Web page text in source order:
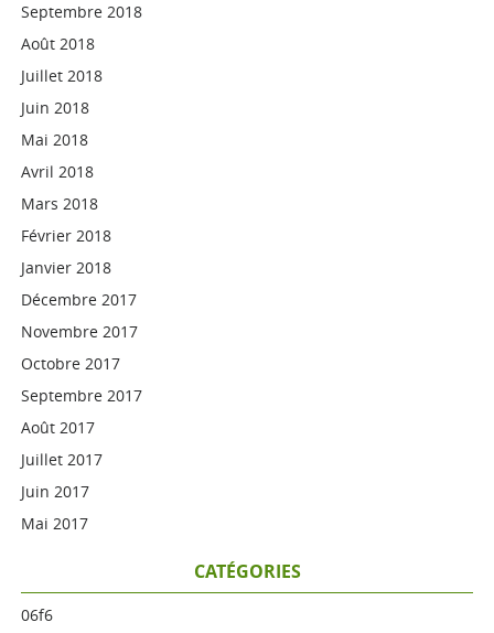
Septembre 2018
Août 2018
Juillet 2018
Juin 2018
Mai 2018
Avril 2018
Mars 2018
Février 2018
Janvier 2018
Décembre 2017
Novembre 2017
Octobre 2017
Septembre 2017
Août 2017
Juillet 2017
Juin 2017
Mai 2017
CATÉGORIES
06f6